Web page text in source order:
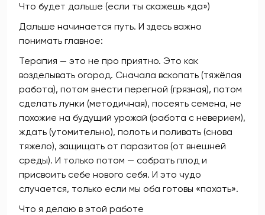
Что будет дальше (если ты скажешь «да»)
Дальше начинается путь. И здесь важно
понимать главное:
Терапия — это не про приятно. Это как
возделывать огород. Сначала вскопать (тяжёлая
работа), потом внести перегной (грязная), потом
сделать лунки (методичная), посеять семена, не
похожие на будущий урожай (работа с неверием),
ждать (утомительно), полоть и поливать (снова
тяжело), защищать от паразитов (от внешней
среды). И только потом — собрать плод и
присвоить себе нового себя. И это чудо
случается, только если мы оба готовы «пахать».
Что я делаю в этой работе